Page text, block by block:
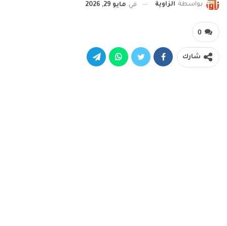
بواسطة الزاوية في مايو 29, 2026
0
شارك